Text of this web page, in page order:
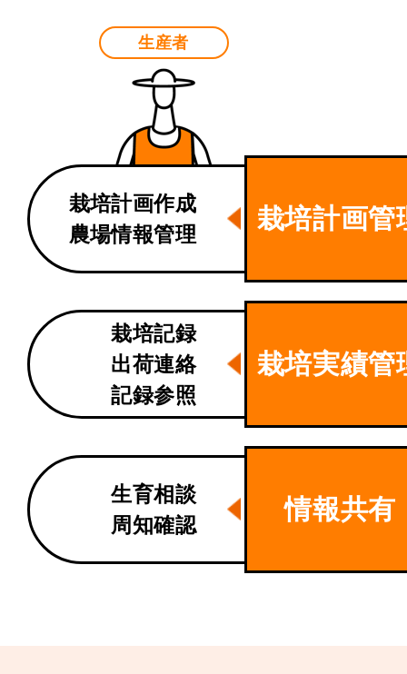
生産者
栽培計画作成
農場情報管理
栽培計画管
栽培記録
出荷連絡
記録参照
栽培実績管
生育相談
周知確認
情報共有